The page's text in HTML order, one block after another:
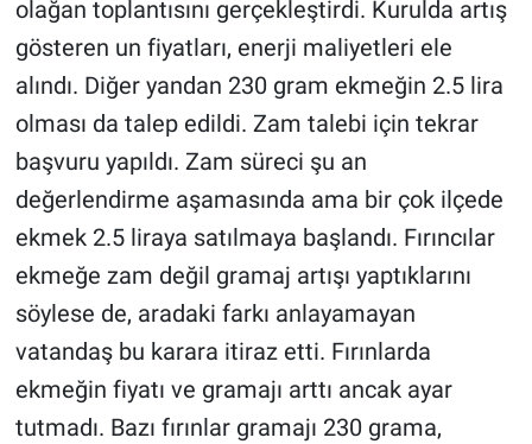
olağan toplantısını gerçekleştirdi. Kurulda artış
gösteren un fiyatları, enerji maliyetleri ele
alındı. Diğer yandan 230 gram ekmeğin 2.5 lira
olması da talep edildi. Zam talebi için tekrar
başvuru yapıldı. Zam süreci şu an
değerlendirme aşamasında ama bir çok ilçede
ekmek 2.5 liraya satılmaya başlandı. Fırıncılar
ekmeğe zam değil gramaj artışı yaptıklarını
söylese de, aradaki farkı anlayamayan
vatandaş bu karara itiraz etti. Fırınlarda
ekmeğin fiyatı ve gramajı arttı ancak ayar
tutmadı. Bazı fırınlar gramajı 230 grama,
Koronavirüs
Kültür Sanat
Ne demişti
Nedir
Popüler
Programlar
Sağlık